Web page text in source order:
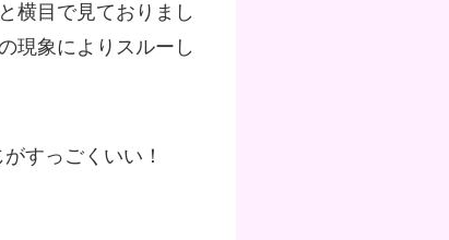
横目で見ておりまし
現象によりスルーし
すっごくいい！